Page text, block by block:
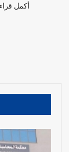
أكمل